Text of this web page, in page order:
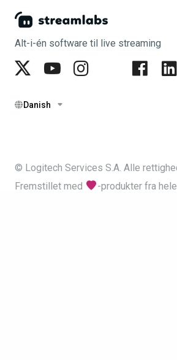
Alt-i-én software til live streaming
Danish
© Logitech Services S.A. Alle
Fremstillet med
-produkter fra hele